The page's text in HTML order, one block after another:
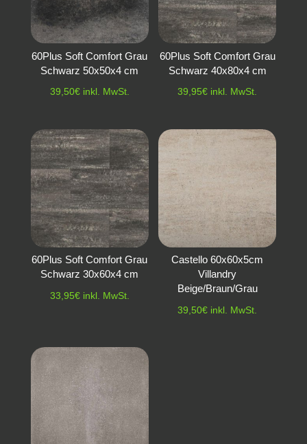
60Plus Soft Comfort Grau
Schwarz 50x50x4 cm
39,50€ inkl. MwSt.
60Plus Soft Comfort Grau
Schwarz 40x80x4 cm
39,95€ inkl. MwSt.
60Plus Soft Comfort Grau
Schwarz 30x60x4 cm
33,95€ inkl. MwSt.
Castello 60x60x5cm
Villandry
Beige/Braun/Grau
39,50€ inkl. MwSt.